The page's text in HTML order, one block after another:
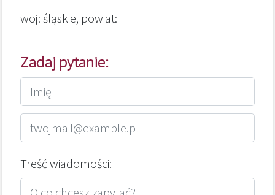
woj: śląskie, powiat:
Zadaj pytanie:
Treść wiadomości: